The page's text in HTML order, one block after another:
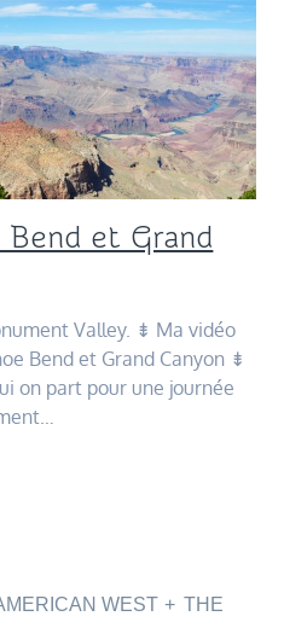
Bend et Grand
Valley. ⇟ Ma vidéo
Bend et Grand Canyon ⇟
on part pour une journée
WEST
THE